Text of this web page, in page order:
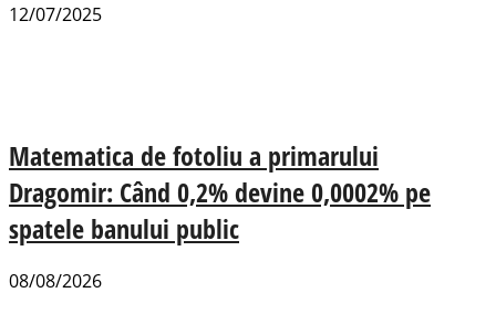
12/07/2025
Matematica de fotoliu a primarului
Dragomir: Când 0,2% devine 0,0002% pe
spatele banului public
08/08/2026